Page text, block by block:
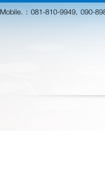
Mobile. :081-810-9949, 090-